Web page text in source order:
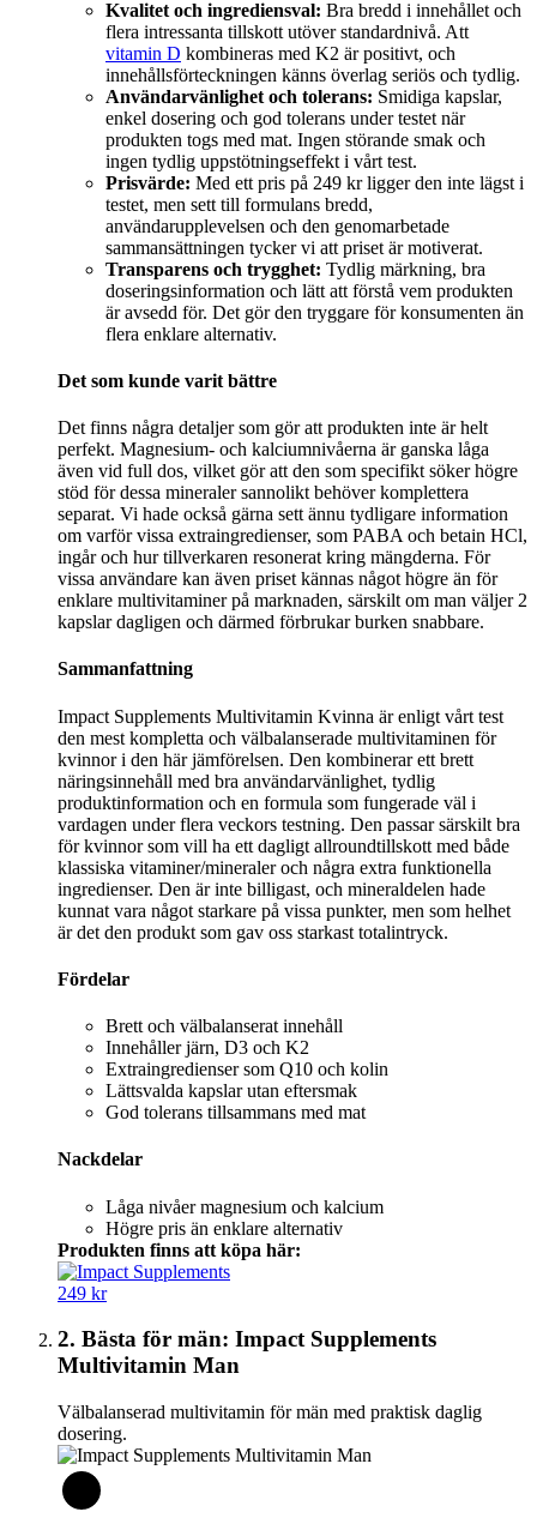
Kvalitet och ingrediensval: Bra bredd i innehållet och
flera intressanta tillskott utöver standardnivå. Att
vitamin D kombineras med K2 är positivt, och
innehållsförteckningen känns överlag seriös och tydlig.
Användarvänlighet och tolerans: Smidiga kapslar,
enkel dosering och god tolerans under testet när
produkten togs med mat. Ingen störande smak och
ingen tydlig uppstötningseffekt i vårt test.
Prisvärde: Med ett pris på 249 kr ligger den inte lägst i
testet, men sett till formulans bredd,
användarupplevelsen och den genomarbetade
sammansättningen tycker vi att priset är motiverat.
Transparens och trygghet: Tydlig märkning, bra
doseringsinformation och lätt att förstå vem produkten
är avsedd för. Det gör den tryggare för konsumenten än
flera enklare alternativ.
Det som kunde varit bättre
Det finns några detaljer som gör att produkten inte är helt
perfekt. Magnesium- och kalciumnivåerna är ganska låga
även vid full dos, vilket gör att den som specifikt söker högre
stöd för dessa mineraler sannolikt behöver komplettera
separat. Vi hade också gärna sett ännu tydligare information
om varför vissa extraingredienser, som PABA och betain HCl,
ingår och hur tillverkaren resonerat kring mängderna. För
vissa användare kan även priset kännas något högre än för
enklare multivitaminer på marknaden, särskilt om man väljer 2
kapslar dagligen och därmed förbrukar burken snabbare.
Sammanfattning
Impact Supplements Multivitamin Kvinna är enligt vårt test
den mest kompletta och välbalanserade multivitaminen för
kvinnor i den här jämförelsen. Den kombinerar ett brett
näringsinnehåll med bra användarvänlighet, tydlig
produktinformation och en formula som fungerade väl i
vardagen under flera veckors testning. Den passar särskilt bra
för kvinnor som vill ha ett dagligt allroundtillskott med både
klassiska vitaminer/mineraler och några extra funktionella
ingredienser. Den är inte billigast, och mineraldelen hade
kunnat vara något starkare på vissa punkter, men som helhet
är det den produkt som gav oss starkast totalintryck.
Fördelar
Brett och välbalanserat innehåll
Innehåller järn, D3 och K2
Extraingredienser som Q10 och kolin
Lättsvalda kapslar utan eftersmak
God tolerans tillsammans med mat
Nackdelar
Låga nivåer magnesium och kalcium
Högre pris än enklare alternativ
Produkten finns att köpa här:
249 kr
2. Bästa för män: Impact Supplements
Multivitamin Man
Välbalanserad multivitamin för män med praktisk daglig
dosering.